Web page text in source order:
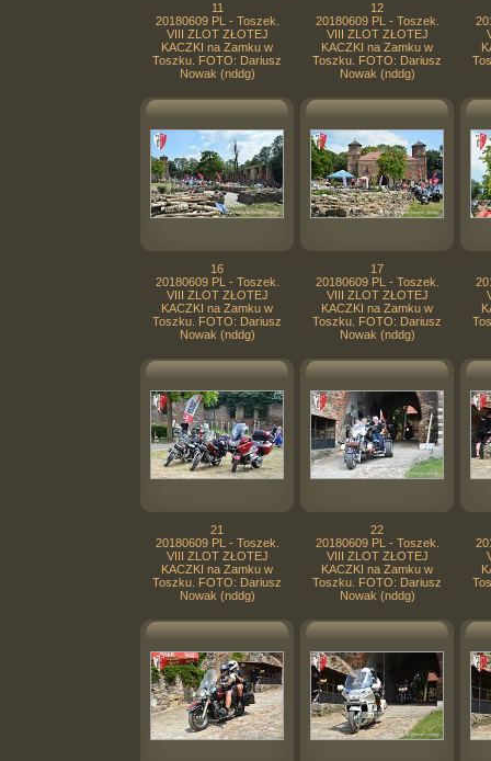
11
20180609 PL - Toszek.
VIII ZLOT ZŁOTEJ
KACZKI na Zamku w
Toszku. FOTO: Dariusz
Nowak (nddg)
12
20180609 PL - Toszek.
VIII ZLOT ZŁOTEJ
KACZKI na Zamku w
Toszku. FOTO: Dariusz
Nowak (nddg)
16
20180609 PL - Toszek.
VIII ZLOT ZŁOTEJ
KACZKI na Zamku w
Toszku. FOTO: Dariusz
Nowak (nddg)
17
20180609 PL - Toszek.
VIII ZLOT ZŁOTEJ
KACZKI na Zamku w
Toszku. FOTO: Dariusz
Nowak (nddg)
21
20180609 PL - Toszek.
VIII ZLOT ZŁOTEJ
KACZKI na Zamku w
Toszku. FOTO: Dariusz
Nowak (nddg)
22
20180609 PL - Toszek.
VIII ZLOT ZŁOTEJ
KACZKI na Zamku w
Toszku. FOTO: Dariusz
Nowak (nddg)